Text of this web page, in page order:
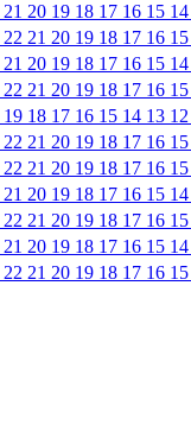
21 20 19 18 17 16 15
22 21 20 19 18 17 16
21 20 19 18 17 16 15
22 21 20 19 18 17 16
19 18 17 16 15 14 13
22 21 20 19 18 17 16
22 21 20 19 18 17 16
21 20 19 18 17 16 15
22 21 20 19 18 17 16
21 20 19 18 17 16 15
22 21 20 19 18 17 16